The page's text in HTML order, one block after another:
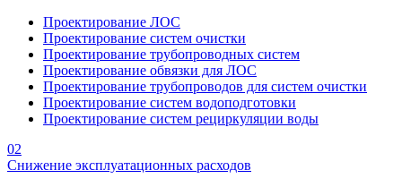
Проектирование ЛОС
Проектирование систем очистки
Проектирование трубопроводных систем
Проектирование обвязки для ЛОС
Проектирование трубопроводов для систем очистки
Проектирование систем водоподготовки
Проектирование систем рециркуляции воды
02
Снижение эксплуатационных расходов